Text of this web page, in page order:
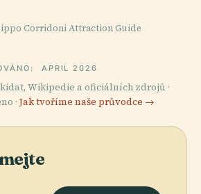
Corridoni Attraction Guide
APRIL 2026
Wikipedie a oficiálních zdrojů ·
· Jak tvoříme naše průvodce →